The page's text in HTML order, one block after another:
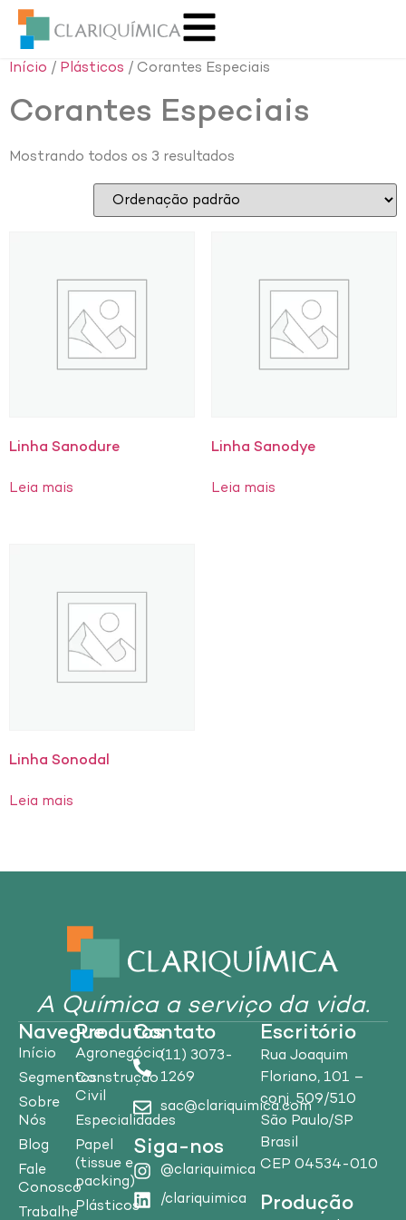
Início / Plásticos / Corantes Especiais
Corantes Especiais
Mostrando todos os 3 resultados
Linha Sanodure
Leia mais
Linha Sanodye
Leia mais
Linha Sonodal
Leia mais
A Química a serviço da vida.
Navegue
Início
Segmentos
Sobre
Nós
Blog
Fale
Conosco
Trabalhe
Produtos
Agronegócio
Construção
Civil
Especialidades
Papel
(tissue e
packing)
Plásticos
Contato
(11) 3073-
1269
sac@clariquimica.com
Siga-nos
@clariquimica
/clariquimica
Escritório
Rua Joaquim
Floriano, 101 –
conj. 509/510
São Paulo/SP
Brasil
CEP 04534-010
Produção